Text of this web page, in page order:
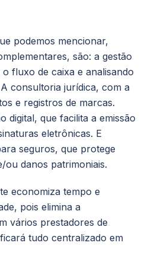
podemos mencionar,
são: a gestão
fluxo de caixa e analisando
consultoria jurídica, com a
e registros de marcas.
digital, que facilita a emissão
eletrônicas. E
seguros, que protege
danos patrimoniais.
economiza tempo e
pois elimina a
vários prestadores de
tudo centralizado em